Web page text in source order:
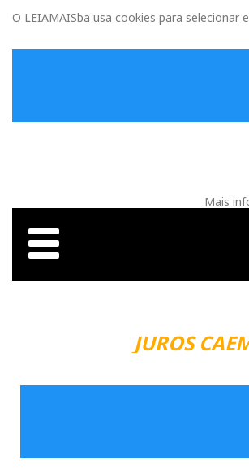
O LEIAMAISba usa cookies para
Mais
JUROS